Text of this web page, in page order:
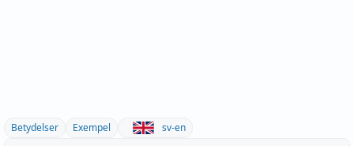
Betydelser Exempel sv-en